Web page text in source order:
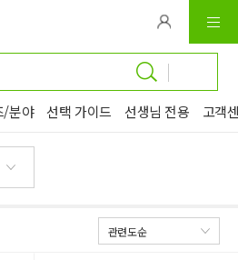
/분야 선택 가이드 선생님 전용 고객